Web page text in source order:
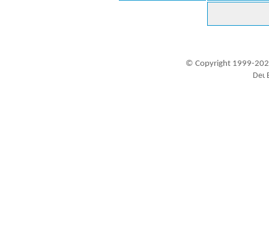
© Copyright 1999-